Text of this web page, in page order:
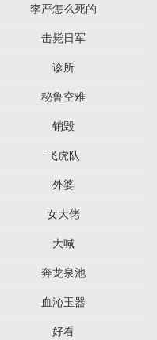
李严怎么死的
击毙日军
诊所
秘鲁空难
销毁
飞虎队
外婆
女大佬
大喊
奔龙泉池
血沁玉器
好看